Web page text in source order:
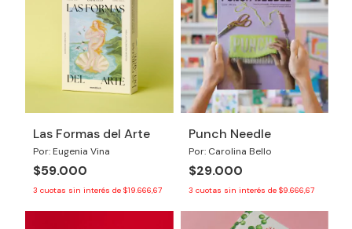
Las Formas del Arte
Por: Eugenia Vina
$59.000
3 cuotas sin interés de $19.666,67
Punch Needle
Por: Carolina Bello
$29.000
3 cuotas sin interés de $9.666,67